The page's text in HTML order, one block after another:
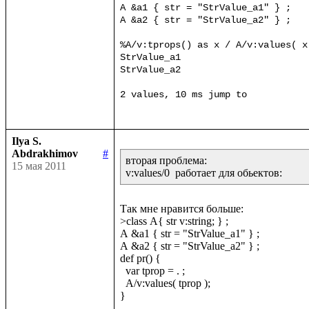
A &a1 { str = "StrValue_a1" } ;
A &a2 { str = "StrValue_a2" } ;
%A/v:tprops() as x / A/v:values(
StrValue_a1
StrValue_a2
Ilya S.
Abdrakhimov
#
15 мая 2011
вторая проблема:
v:values/0  работает для обьектов:
Так мне нравится больше:
>class A{ str v:string; } ;
A &a1 { str = "StrValue_a1" } ;
A &a2 { str = "StrValue_a2" } ;
def pr() {
var tprop = . ;
A/v:values( tprop );
}